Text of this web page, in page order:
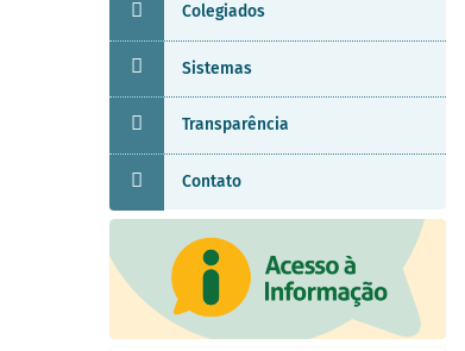
Colegiados
Sistemas
Transparência
Contato